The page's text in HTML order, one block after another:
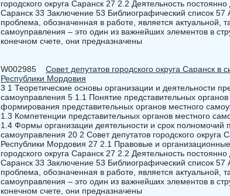
городского округа Саранск 27 2.2 Деятельность
Саранск 33 Заключение 53 Библиографический список
проблема, обозначенная в работе, является актуальной,
самоуправления – это один из важнейших элементов в
конечном счете, они предназначены
W002985 Совет депутатов городского округа Саранск в
Республики Мордовия
3 1 Теоретические основы организации и деятельности
самоуправления 5 1.1 Понятие представительных
формирования представительных органов местного
1.3 Компетенции представительных органов местного
1.4 Формы организации деятельности и срок полномочий
самоуправления 20 2 Совет депутатов городского округа
Республики Мордовия 27 2.1 Правовые и
городского округа Саранск 27 2.2 Деятельность
Саранск 33 Заключение 53 Библиографический список
проблема, обозначенная в работе, является актуальной,
самоуправления – это один из важнейших элементов в
конечном счете, они предназначены